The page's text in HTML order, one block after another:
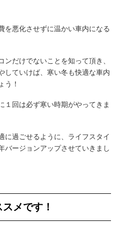
を悪化させずに温かい車内になる
ンだけでないことを知って頂き、
していけば、寒い冬も快適な車内
う！
１回は必ず寒い時期がやってきま
に過ごせるように、ライフスタイ
バージョンアップさせていきまし
メです！